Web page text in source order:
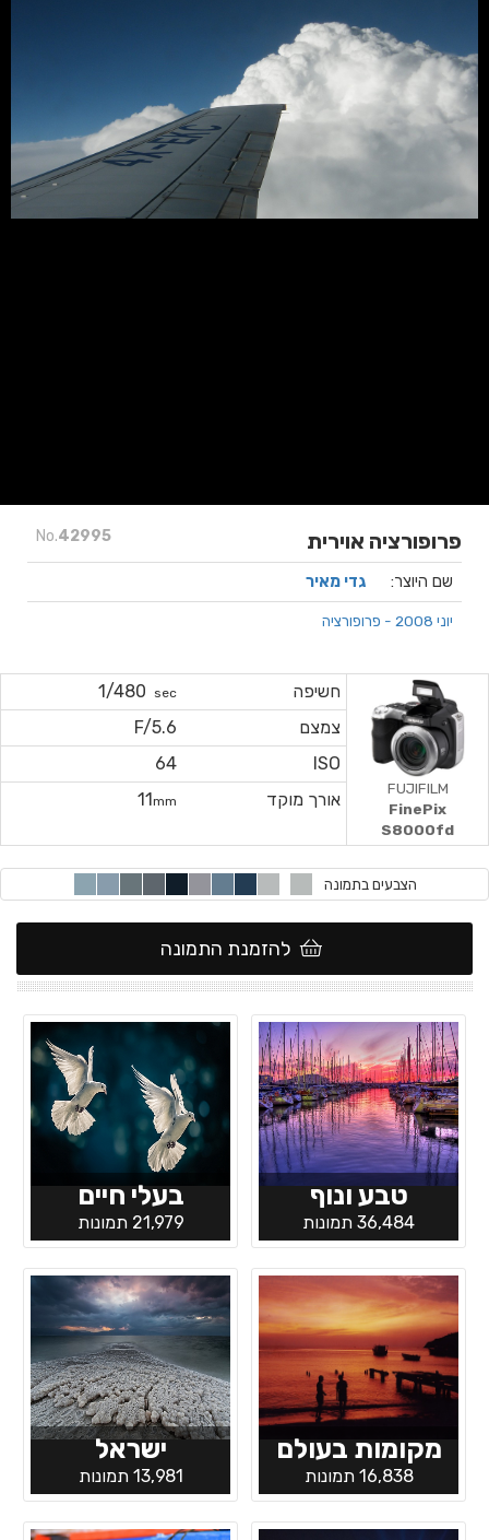
No.42995 פרופורציה אוירית
שם היוצר: גדי מאיר
יוני 2008 - פרופורציה
חשיפה sec
1/480
צמצם
F/5.6
ISO
64
אורך מוקד
11mm
FUJIFILM
FinePix
S8000fd
הצבעים בתמונה
להזמנת התמונה
טבע ונוף
36,484 תמונות
בעלי חיים
21,979 תמונות
מקומות בעולם
16,838 תמונות
ישראל
13,981 תמונות